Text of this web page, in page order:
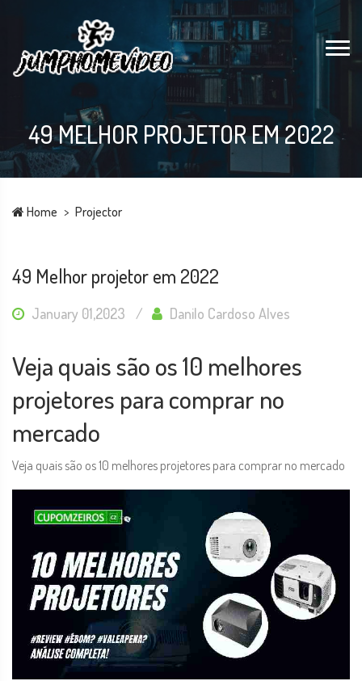
49 MELHOR PROJETOR EM 2022
Home Projector
49 Melhor projetor em 2022
January 01,2023 Danilo Cardoso Alves
Veja quais são os 10 melhores
projetores para comprar no
mercado
Veja quais são os 10 melhores projetores para comprar no mercado